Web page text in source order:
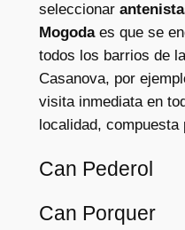
seleccionar
Mogodaes que se
todos los barrios de
Casanova, por
visita inmediata en
localidad, compuesta
Can Pederol
Can Porquer